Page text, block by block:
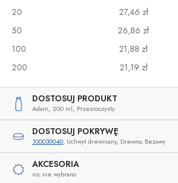
20
27,46 zł
50
26,86 zł
100
21,88 zł
200
21,19 zł
DOSTOSUJ PRODUKT
Adam, 200 ml, Przezroczysty
DOSTOSUJ POKRYWĘ
100030040, Uchwyt drewniany, Drewno, Beżowy
AKCESORIA
nic nie wybrano